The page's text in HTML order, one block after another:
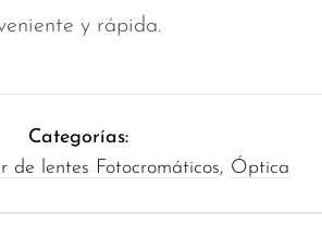
y rápida.
Categorías:
de lentes Fotocromáticos, Óptica